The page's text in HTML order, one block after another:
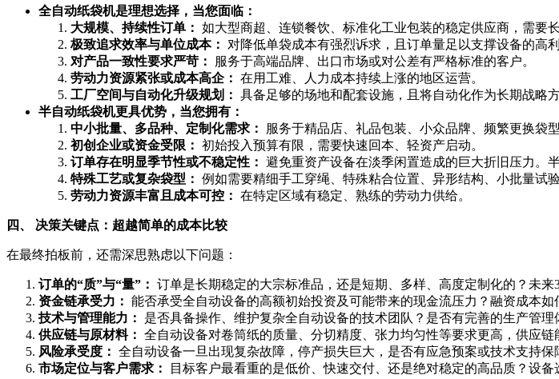
全自动纸袋机是理想选择，当您面临：
大规模、持续性订单： 如大型商超、连锁餐饮、标准化工业包装的稳定供应商，需要
极致追求效率与单位成本：
对降低单袋成本有强烈诉求，且订单量足以支撑设备的高利
对产品一致性要求严苛：
服务于高端品牌、出口市场或对公差有严格标准的客户。
劳动力资源紧张或成本高企： 在用工难、人力成本持续上涨的地区运营。
工厂空间与自动化升级规划： 具备足够的场地和配套设施，且将自动化作为长期战略方
半自动纸袋机更具优势，当您拥有：
中小批量、多品种、定制化需求：
服务于精品店、礼品包装、小众品牌、频繁更换袋
初创企业或资金受限： 初始投入预算有限，需要快速回本、轻资产启动。
订单存在明显季节性或不稳定性： 避免重资产设备在淡季闲置造成的巨大折旧压力。
特殊工艺或复杂袋型： 例如需要精细手工穿绳、特殊粘合位置、异形结构、小批量试
劳动力资源丰富且成本可控： 在特定区域有稳定、熟练的劳动力供给。
四、 决策关键点：超越简单的成本比较
在最终拍板前，还需深思熟虑以下问题：
订单的“质”与“量”： 订单是长期稳定的大宗标准品，还是短期、多样、高度定制化的？未来
资金链承受力： 能否承受全自动设备的高额初始投资及可能带来的现金流压力？融资成本如
技术与管理能力：
是否具备操作、维护复杂全自动设备的技术团队？是否有完善的生产管
供应链与原材料： 全自动设备对卷筒纸的质量、分切精度、张力均匀性等要求更高，供应链
风险承受度： 全自动设备一旦出现复杂故障，停产损失巨大，是否有应急预案或技术支持保
市场定位与客户需求：
目标客户最看重的是低价、快速交付、还是绝对稳定的高品质？设备